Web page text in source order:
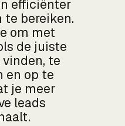
efficiënter
te bereiken.
om met
de juiste
te
en op te
je meer
leads